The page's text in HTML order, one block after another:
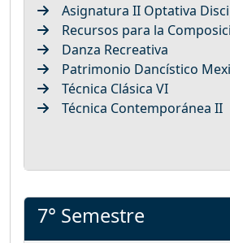
Asignatura II Optativa
Recursos para la
Danza Recreativa
Patrimonio Dancístico
Técnica Clásica VI
Técnica Contemporánea II
7° Semestre